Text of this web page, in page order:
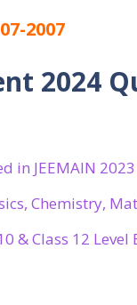
2007
2024
in JEEMAIN
Chemistry,
& Class 12 Level